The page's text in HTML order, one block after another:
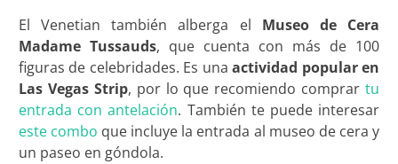
El Venetian también alberga el Museo de Cera
Madame Tussauds, que cuenta con más de 100
figuras de celebridades. Es unaactividad popular en
Las Vegas Strip, por lo que recomiendo comprartu
entrada con antelación. También te puede interesar
este combo que incluye la entrada al museo de cera y
un paseo en góndola.